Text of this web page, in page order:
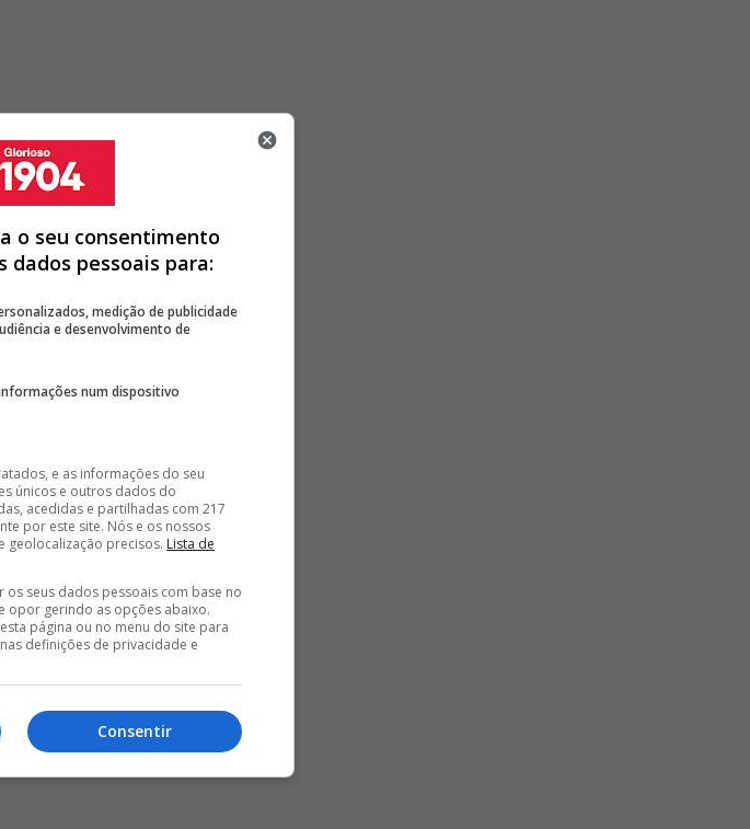
dar lugar a Andrea
de não ter ficado
acabando por
FEITO ÉPICO
SOBRE O SEU FUTURO
que não foi
no início da partida
amarelo e ser
o seu consentimento
dados pessoais para:
medição de publicidade
e desenvolvimento de
num dispositivo
e as informações do seu
únicos e outros dados do
acedidas e partilhadas com 217
por este site. Nós e os nossos
geolocalização precisos. Lista de
seus dados pessoais com base no
opor gerindo as opções abaixo.
página ou no menu do site para
definições de privacidade e
Consentir